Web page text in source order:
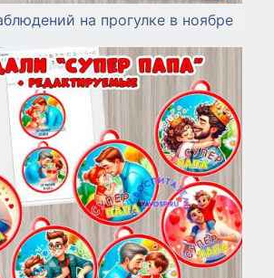
на прогулке в ноябре